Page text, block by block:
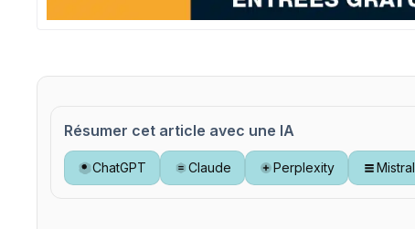
Résumer cet article avec une IA
ChatGPT Claude Perplexity Mistral